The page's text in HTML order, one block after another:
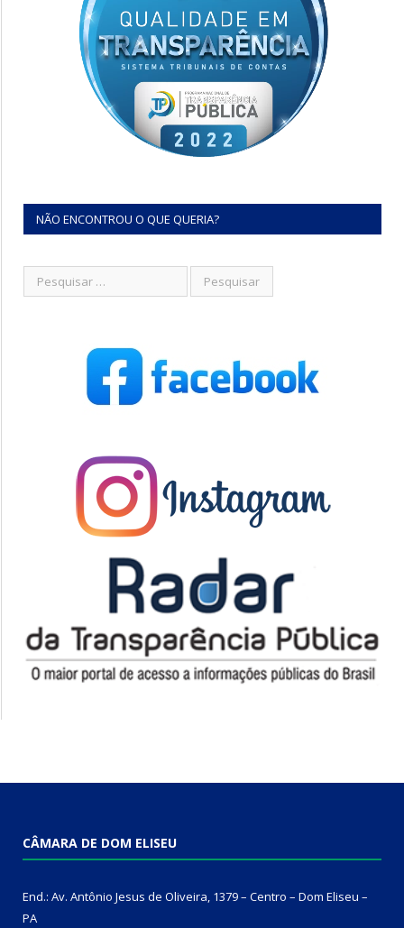
NÃO ENCONTROU O QUE QUERIA?
CÂMARA DE DOM ELISEU
End.: Av. Antônio Jesus de Oliveira, 1379 – Centro – Dom Eliseu –
PA